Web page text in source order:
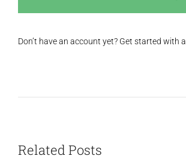
Don’t have an account yet? Get started with a
Related Posts